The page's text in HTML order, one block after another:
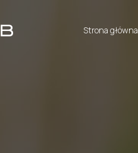
Strona główna